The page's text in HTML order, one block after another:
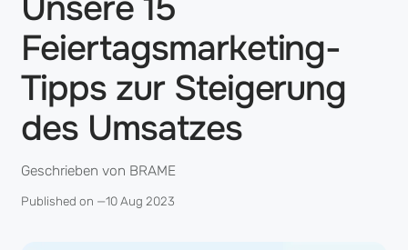
Feiertagsmarketing-
Tipps zur Steigerung
des Umsatzes
Geschrieben von BRAME
Published on —10 Aug 2023